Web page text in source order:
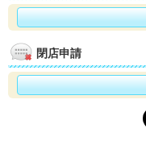
閉店申請